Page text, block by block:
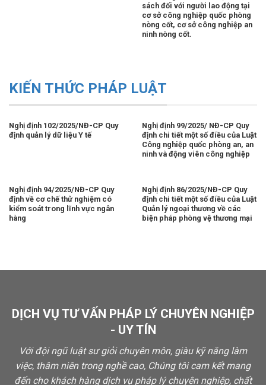
sách đối với người lao động tại
cơ sở công nghiệp quốc phòng
nòng cốt, cơ sở công nghiệp an
ninh nòng cốt.
KIẾN THỨC PHÁP LUẬT
Nghị định 102/2025/NĐ-CP Quy
định quản lý dữ liệu Y tế
Nghị định 99/2025/ NĐ-CP Quy
định chi tiết một số điều của Luật
Công nghiệp quốc phòng an, an
ninh và động viên công nghiệp
Nghị định 94/2025/NĐ-CP Quy
định về cơ chế thử nghiệm có
kiểm soát trong lĩnh vực ngân
hàng
Nghị định 86/2025/NĐ-CP Quy
định chi tiết một số điều của Luật
Quản lý ngoại thương về các
biện pháp phòng vệ thương mại
DỊCH VỤ TƯ VẤN PHÁP LÝ CHUYÊN NGHIỆP
- UY TÍN
Với đội ngũ luật sư giỏi chuyên môn, giàu kỹ năng làm
việc, thâm niên trong nghề cao, Chúng tôi cam kết mang
đến cho khách hàng dịch vụ pháp lý chuyên nghiệp, chất